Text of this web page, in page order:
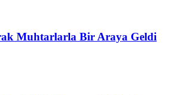
Muhtarlarla Bir Araya Geldi